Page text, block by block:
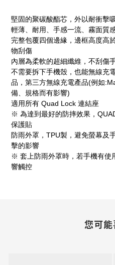
堅固的聚碳酸酯芯，外以耐衝擊
輕薄、耐用、手感一流、霧面質
完整包覆四個邊緣，邊框高度高
物刮傷
內層為柔軟的超細纖維，不刮傷
不需要拆下手機殼，也能無線充
品，第三方無線充電產品(例如
備、規格而有影響)
適用所有 Quad Lock 連結座
※ 為達到最好的防摔效果，
保護貼
防雨外罩，TPU製，避免螢幕及
擊的影響
※ 套上防雨外罩時，若手機有使
響觸控
您可